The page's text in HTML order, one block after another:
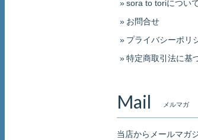
sora to toriについ
お問合せ
プライバシーポリ
特定商取引法に基
Mail メルマガ
当店からメールマガ